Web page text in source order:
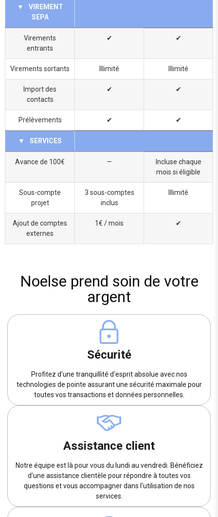
▼
VIREMENT
SEPA
Virements
entrants
✔ ✔
Virements sortants Illimité Illimité
Import des
contacts
✔ ✔
Prélèvements ✔ ✔
▼ SERVICES
Avance de 100€ —
Incluse chaque
mois si éligible
Sous-compte
projet
3 sous-comptes
inclus
Illimité
Ajout de comptes
externes
1€ / mois ✔
Noelse prend soin de votre
argent
Sécurité
Profitez d'une tranquillité d'esprit absolue avec nos
technologies de pointe assurant une sécurité maximale pour
toutes vos transactions et données personnelles.
Assistance client
Notre équipe est là pour vous du lundi au vendredi. Bénéficiez
d'une assistance clientèle pour répondre à toutes vos
questions et vous accompagner dans l'utilisation de nos
services.